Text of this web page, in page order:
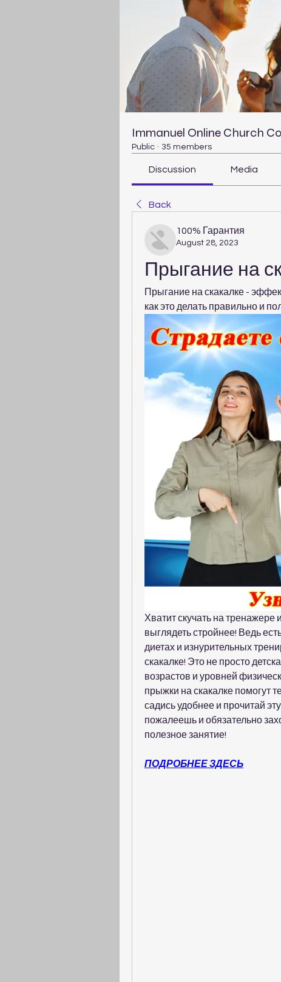
Immanuel Online Church
Public · 35 members
Discussion Media
Back
100% Гарантия
August 28, 2023
Прыгание на
Прыгание на скакалке -
как это делать правильно и
Хватит скучать на тренажере
выглядеть стройнее! Ведь
диетах и изнурительных
скакалке! Это не просто
возрастов и уровней
прыжки на скакалке помогут
садись удобнее и прочитай
пожалеешь и обязательно
полезное занятие!
ПОДРОБНЕЕ ЗДЕСЬ